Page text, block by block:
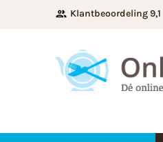
Klantbeoordeling 9,1